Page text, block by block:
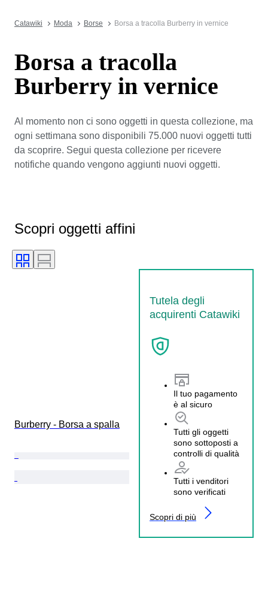
Catawiki Moda Borse Borsa a tracolla Burberry in vernice
Borsa a tracolla
Burberry in vernice
Al momento non ci sono oggetti in questa collezione, ma
ogni settimana sono disponibili 75.000 nuovi oggetti tutti
da scoprire. Segui questa collezione per ricevere
notifiche quando vengono aggiunti nuovi oggetti.
Scopri oggetti affini
Tutela degli
acquirenti Catawiki
Il tuo pagamento
è al sicuro
Tutti gli oggetti
sono sottoposti a
controlli di qualità
Tutti i venditori
sono verificati
Scopri di più
Burberry - Borsa a spalla